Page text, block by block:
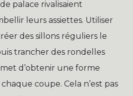
palace rivalisaient
leurs assiettes. Utiliser
des sillons réguliers le
trancher des rondelles
d’obtenir une forme
coupe. Cela n’est pas